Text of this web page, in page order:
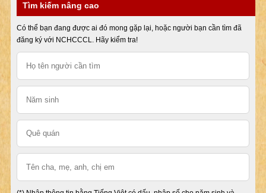
Tìm kiếm nâng cao
Có thể bạn đang được ai đó mong gặp lại, hoặc người bạn cần tìm đã
đăng ký với NCHCCCL. Hãy kiểm tra!